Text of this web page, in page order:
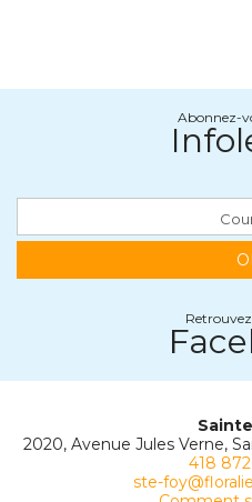
Abonnez-
2020, Avenue Jules Verne,
418
ste-